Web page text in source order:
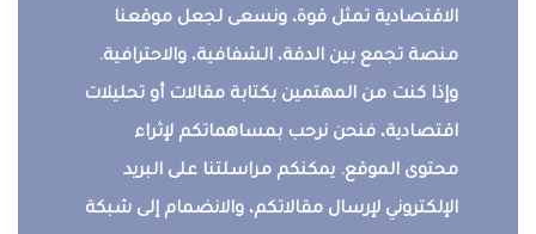
الاقتصادية تمثل قوة، ونسعى لجعل موقعنا
منصة تجمع بين الدقة، الشفافية، والاحترافية.
وإذا كنت من المهتمين بكتابة مقالات أو تحليلات
اقتصادية، فنحن نرحب بمساهماتكم لإثراء
محتوى الموقع. يمكنكم مراسلتنا على البريد
الإلكتروني لإرسال مقالاتكم، والانضمام إلى شبكة